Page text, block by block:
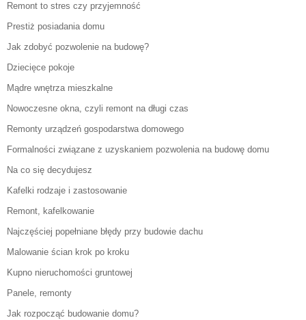
Remont to stres czy przyjemność
Prestiż posiadania domu
Jak zdobyć pozwolenie na budowę?
Dziecięce pokoje
Mądre wnętrza mieszkalne
Nowoczesne okna, czyli remont na długi czas
Remonty urządzeń gospodarstwa domowego
Formalności związane z uzyskaniem pozwolenia na budowę domu
Na co się decydujesz
Kafelki rodzaje i zastosowanie
Remont, kafelkowanie
Najczęściej popełniane błędy przy budowie dachu
Malowanie ścian krok po kroku
Kupno nieruchomości gruntowej
Panele, remonty
Jak rozpocząć budowanie domu?